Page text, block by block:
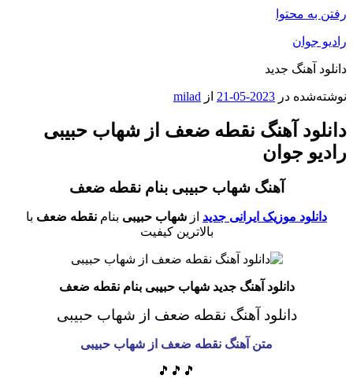
رفتن به محتوا
رادیو جوان
دانلود آهنگ جدید
نوشته‌شده در 2023-05-21 از milad
دانلود آهنگ نقطه ضعف از شهاب حبیبی
رادیو جوان
آهنگ شهاب حبیبی بنام نقطه ضعف
دانلود موزیک ایرانی جدید از شهاب حبیبی بنام نقطه ضعف با
بالاترین کیفیت
دانلود آهنگ جدید شهاب حبیبی بنام نقطه ضعف
دانلود آهنگ نقطه ضعف از شهاب حبیبی
متن آهنگ نقطه ضعف از شهاب حبیبی
🎵🎵🎵